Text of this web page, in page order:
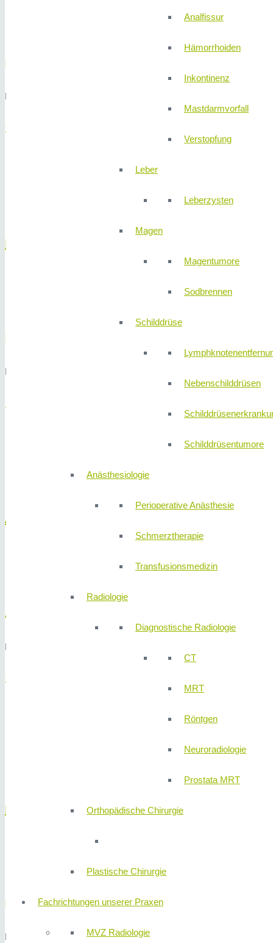
Analfissur
Hämorrhoiden
Inkontinenz
Mastdarmvorfall
Verstopfung
Leber
Leberzysten
Magen
Magentumore
Sodbrennen
Schilddrüse
Nebenschilddrüsen
Schilddrüsentumore
Anästhesiologie
Perioperative Anästhesie
Schmerztherapie
Transfusionsmedizin
Radiologie
Diagnostische Radiologie
CT
MRT
Röntgen
Neuroradiologie
Prostata MRT
Orthopädische Chirurgie
Plastische Chirurgie
Fachrichtungen unserer Praxen
MVZ Radiologie
Priv.-Doz. Dr. Ingo Ludolph
Facharzt für Plastische und Ästhetische Chirurgie
Schwerpunkte
Straffungsoperationen/Body Contouring/Fettabsaugung
Dr. med. Jürgen Stettner
Dr. med. Jürgen Stettner
Facharzt für Chirurgie und Plastische Chirurgie
Schwerpunkte
Alejandro Marti
Alejandro Marti
Facharzt für Plastische und Ästhetische Chirurgie
Schwerpunkte
Dr. med. Marweh Schmitz
Dr. med. Marweh Schmitz
Facharzt für Plastische und Ästhetische Chirurgie